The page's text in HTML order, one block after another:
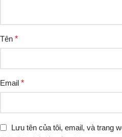
Tên *
Email *
Lưu tên của tôi, email, và trang